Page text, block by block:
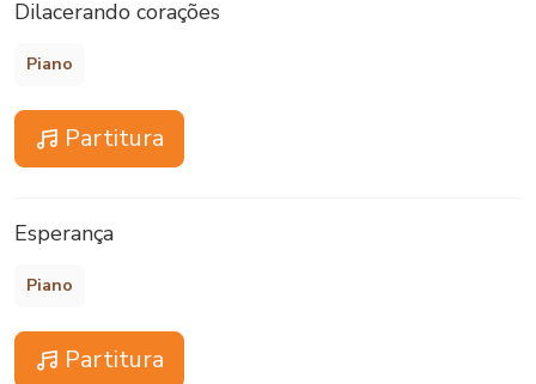
Dilacerando corações
Piano
Partitura
Esperança
Piano
Partitura